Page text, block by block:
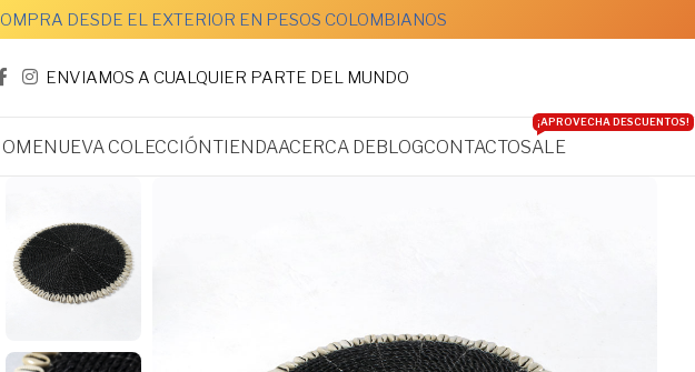
DESDE EL EXTERIOR EN PESOS COLOMBIANOS
ENVIAMOS A CUALQUIER PARTE DEL MUNDO
NUEVA COLECCIÓNTIENDAACERCA DEBLOGCONTACTOSALE
¡APROVECHA DESCUENTOS!